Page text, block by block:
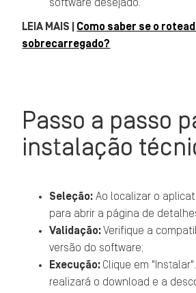
software desejado.
LEIA MAIS | Como saber se o
sobrecarregado?
Passo a passo
instalação
Seleção: Ao localizar o
para abrir a página de
Validação:Verifique a
versão do software;
Execução: Clique em
realizará o download e a